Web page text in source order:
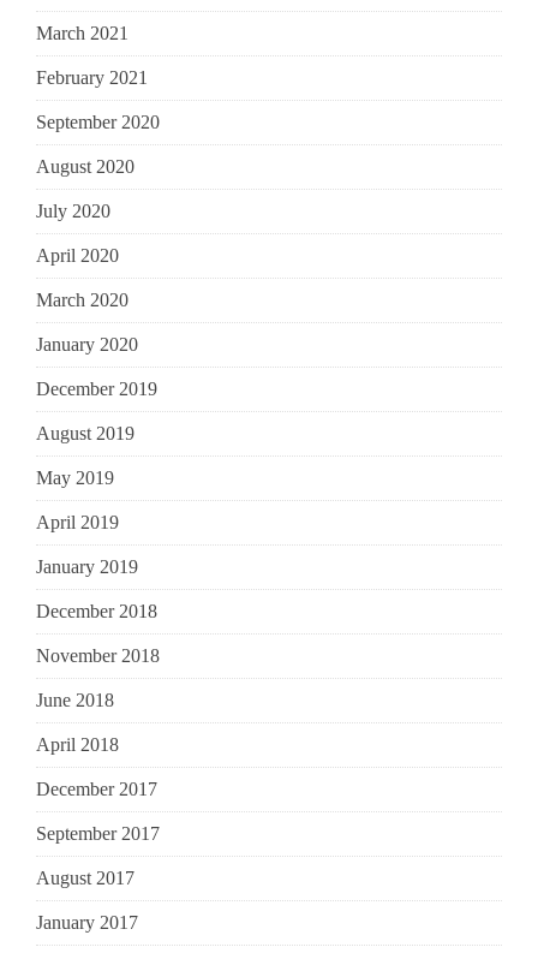
March 2021
February 2021
September 2020
August 2020
July 2020
April 2020
March 2020
January 2020
December 2019
August 2019
May 2019
April 2019
January 2019
December 2018
November 2018
June 2018
April 2018
December 2017
September 2017
August 2017
January 2017